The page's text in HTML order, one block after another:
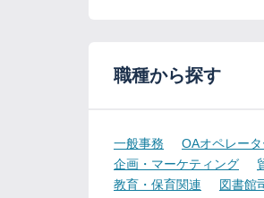
職種から探す
一般事務 OAオペレータ
企画・マーケティング
教育・保育関連
図書館